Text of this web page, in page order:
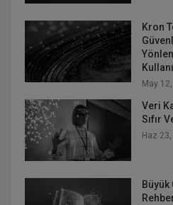
Kron
May
Veri
Sıfır
Haz